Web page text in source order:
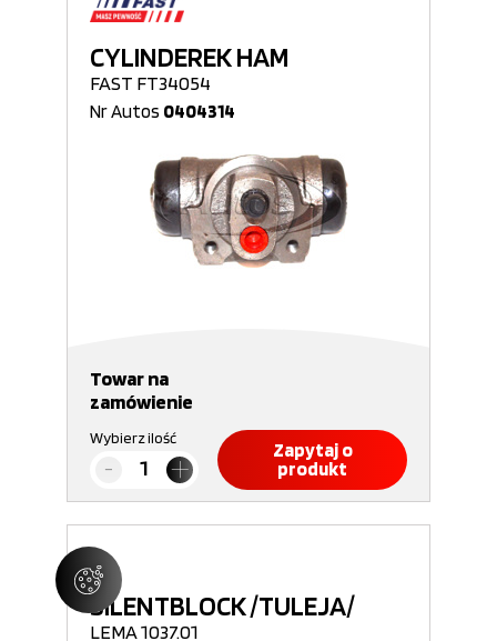
CYLINDEREK HAM
FAST FT34054
Nr Autos 0404314
Towar na
zamówienie
Wybierz ilość
Zapytaj o
produkt
SILENTBLOCK /TULEJA/
LEMA 1037.01